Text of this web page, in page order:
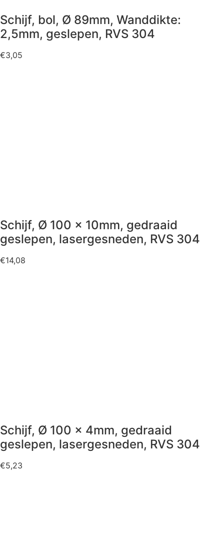
Schijf, bol, Ø 89mm, Wanddikte:
2,5mm, geslepen, RVS 304
€3,05
Schijf, Ø 100 x 10mm, gedraaid
geslepen, lasergesneden, RVS 304
€14,08
Schijf, Ø 100 x 4mm, gedraaid
geslepen, lasergesneden, RVS 304
€5,23